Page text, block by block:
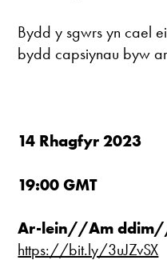
Bydd y sgwrs yn cael
bydd capsiynau byw
14 Rhagfyr 2023
19:00 GMT
Ar-lein//Am
https://bit.ly/3uJZvSX